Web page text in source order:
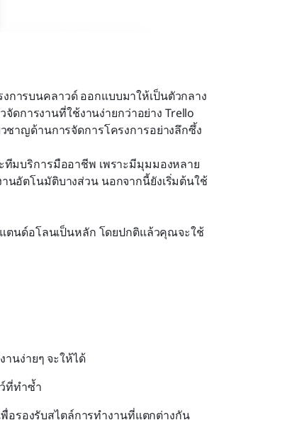
การบนคลาวด์ ออกแบบมาให้เป็นตัวกลาง
ดการงานที่ใช้งานง่ายกว่าอย่าง Trello
ชาญด้านการจัดการโครงการอย่างลึกซึ้ง
มบริการมืออาชีพ เพราะมีมุมมองหลาย
นอัตโนมัติบางส่วน นอกจากนี้ยังเริ่มต้นใช้
แตนด์อโลนเป็นหลัก โดยปกติแล้วคุณจะใช้
นง่ายๆ จะให้ได้
ที่ทำซ้ำ
อรองรับสไตล์การทำงานที่แตกต่างกัน